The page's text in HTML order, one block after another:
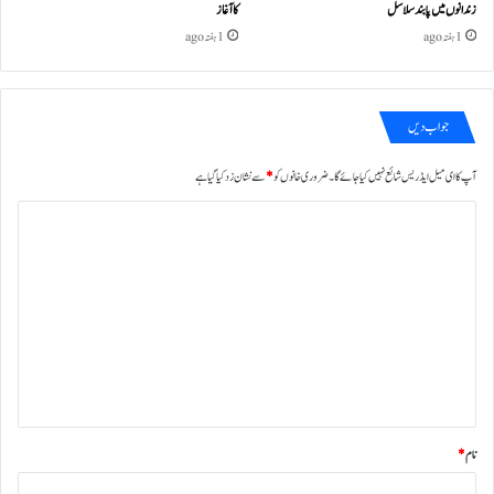
زندانوں میں پابند سلاسل
1 ہفتہ ago
کا آغاز
1 ہفتہ ago
جواب دیں
آپ کا ای میل ایڈریس شائع نہیں کیا جائے گا۔ضروری خانوں کو*سے نشان زد کیا گیا ہے
نام*